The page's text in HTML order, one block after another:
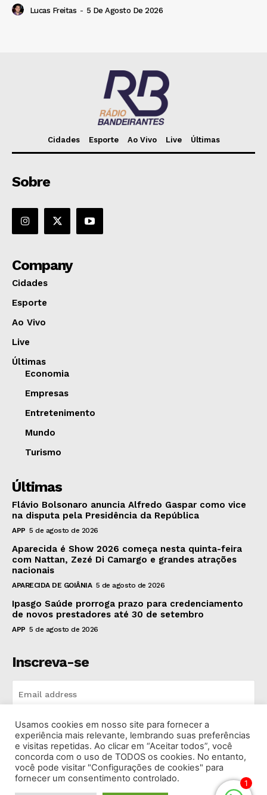
Lucas Freitas - 5 De Agosto De 2026
Cidades Esporte Ao Vivo Live Últimas
Sobre
Company
Cidades
Esporte
Ao Vivo
Live
Últimas
Economia
Empresas
Entretenimento
Mundo
Turismo
Últimas
Flávio Bolsonaro anuncia Alfredo Gaspar como vice
na disputa pela Presidência da República
APP 5 de agosto de 2026
Aparecida é Show 2026 começa nesta quinta-feira
com Nattan, Zezé Di Camargo e grandes atrações
nacionais
APARECIDA DE GOIÂNIA 5 de agosto de 2026
Ipasgo Saúde prorroga prazo para credenciamento
de novos prestadores até 30 de setembro
APP 5 de agosto de 2026
Inscreva-se
INSCREVA-SE
I've read and accept the Privacy Policy.
1
Usamos cookies em nosso site para fornecer a
experiência mais relevante, lembrando suas preferências
e visitas repetidas. Ao clicar em “Aceitar todos”, você
concorda com o uso de TODOS os cookies. No entanto,
você pode visitar "Configurações de cookies" para
fornecer um consentimento controlado.